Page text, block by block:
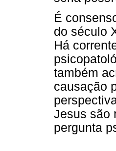
É
do século
Há
também
causação
Jesus são
pergunta